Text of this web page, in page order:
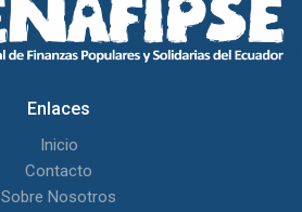
Enlaces
Inicio
Contacto
Sobre Nosotros